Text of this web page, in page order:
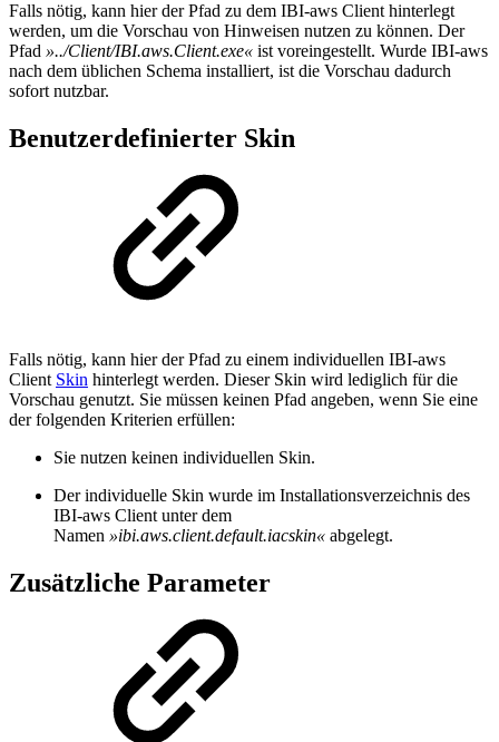
Falls nötig, kann hier der Pfad zu dem IBI-aws Client hinterlegt
werden, um die Vorschau von Hinweisen nutzen zu können. Der
Pfad »../Client/IBI.aws.Client.exe« ist voreingestellt. Wurde IBI-aws
nach dem üblichen Schema installiert, ist die Vorschau dadurch
sofort nutzbar.
Benutzerdefinierter Skin
Falls nötig, kann hier der Pfad zu einem individuellen IBI-aws
Client Skin hinterlegt werden. Dieser Skin wird lediglich für die
Vorschau genutzt. Sie müssen keinen Pfad angeben, wenn Sie eine
der folgenden Kriterien erfüllen:
Sie nutzen keinen individuellen Skin.
Der individuelle Skin wurde im Installationsverzeichnis des
IBI-aws Client unter dem
Namen »ibi.aws.client.default.iacskin« abgelegt.
Zusätzliche Parameter